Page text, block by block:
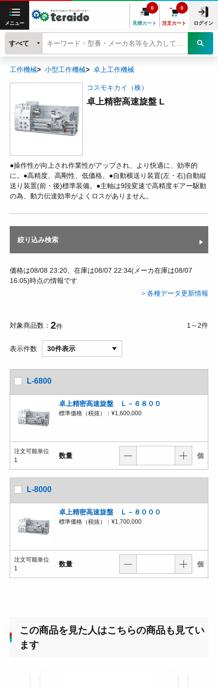
メニュー 見積カート
0
注文カート
0
ログイン
すべて
工作機械 小型工作機械 卓上工作機械
コスモキカイ（株）
卓上精密高速旋盤 L
●操作性が向上され作業性がアップされ、より快適に、効率的
に。●高精度、高剛性、低価格。●自動横送り装置(左・右)自動縦
送り装置(前・後)標準装備。●主軸は9段変速で高精度ギアー駆動
の為、動力伝達効率がよくロスがありません。
絞り込み検索
価格は08/08 23:20、在庫は08/07 22:34(メーカ在庫は08/07
16:05)時点の情報です
＞各種データ更新情報
対象商品数 2件 1～2件
表示件数 30件表示
L-6800
卓上精密高速旋盤 Ｌ－６８００
標準価格（税抜）： ¥1,600,000
注文可能単位
1
数量 個
L-8000
卓上精密高速旋盤 Ｌ－８０００
標準価格（税抜）： ¥1,700,000
注文可能単位
1
数量 個
この商品を見た人はこちらの商品も見てい
ます